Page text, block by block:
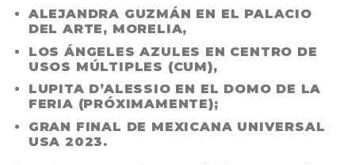
ALEJANDRA GUZMÁN EN EL PALACIO
DEL ARTE, MORELIA,
LOS ÁNGELES AZULES EN CENTRO DE
USOS MÚLTIPLES (CUM),
LUPITA D’ALESSIO EN EL DOMO DE LA
FERIA (PRÓXIMAMENTE);
GRAN FINAL DE MEXICANA UNIVERSAL
USA 2023.